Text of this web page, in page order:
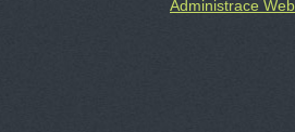
Administrace